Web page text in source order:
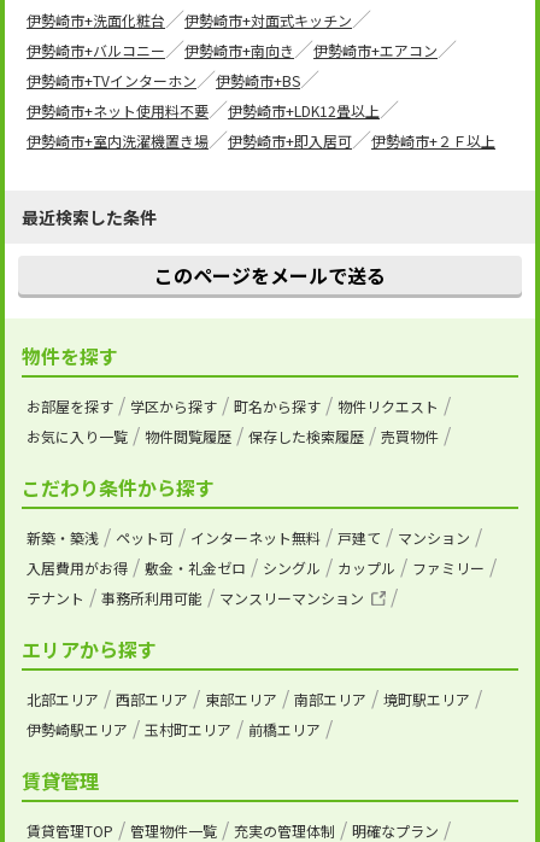
伊勢崎市+洗面化粧台
伊勢崎市+対面式キッチン
伊勢崎市+バルコニー
伊勢崎市+南向き
伊勢崎市+エアコン
伊勢崎市+TVインターホン
伊勢崎市+BS
伊勢崎市+ネット使用料不要
伊勢崎市+LDK12畳以上
伊勢崎市+室内洗濯機置き場
伊勢崎市+即入居可 伊勢崎市+２Ｆ以上
最近検索した条件
このページをメールで送る
物件を探す
お部屋を探す 学区から探す 町名から探す
物件リクエスト
お気に入り一覧
物件閲覧履歴 保存した検索履歴 売買物件
こだわり条件から探す
新築・築浅 ペット可 インターネット無料 戸建て
マンション
入居費用がお得
敷金・礼金ゼロ シングル カップル
ファミリー
テナント
事務所利用可能 マンスリーマンション
エリアから探す
北部エリア 西部エリア 東部エリア 南部エリア
境町駅エリア
伊勢崎駅エリア
玉村町エリア 前橋エリア
賃貸管理
賃貸管理TOP 管理物件一覧 充実の管理体制
明確なプラン